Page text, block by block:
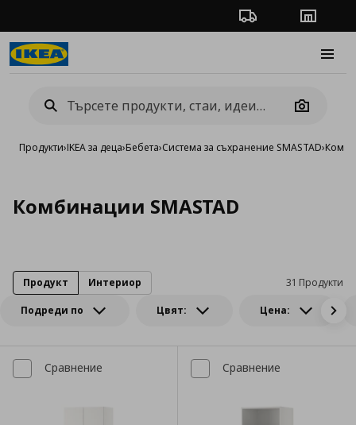
Проследяване на
Camera
Продукти›IKEA за деца›Бебета›Система за съхранение SMASTAD›
Комбинации SMASTAD
Подреди по Цвят: Цена:
31 Продукти
Продукт Интериор
Сравнение Сравнение